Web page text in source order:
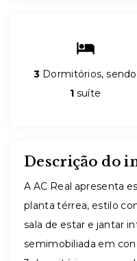
3 Dormitórios, sendo
1 suíte
Descrição do
A AC Real apresenta
planta térrea, estilo
sala de estar e jantar
semimobiliada em